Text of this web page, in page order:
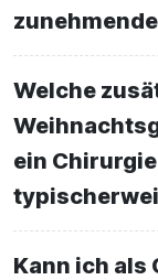
Welche
ein
Kann ich